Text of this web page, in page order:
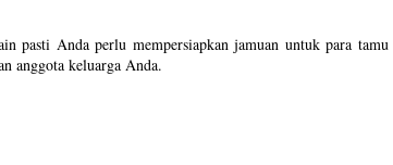
pasti Anda perlu mempersiapkan jamuan untuk para
anggota keluarga Anda.